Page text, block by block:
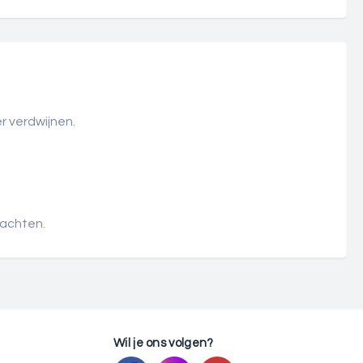
verdwijnen.
Wil je ons volgen?